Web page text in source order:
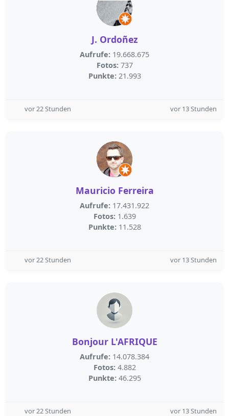
J. Ordoñez
Aufrufe: 19.668.675
Fotos: 737
Punkte: 21.993
vor 22 Stunden vor 13 Stunden
Mauricio Ferreira
Aufrufe: 17.431.922
Fotos: 1.639
Punkte: 11.528
vor 22 Stunden vor 13 Stunden
Bonjour L'AFRIQUE
Aufrufe: 14.078.384
Fotos: 4.882
Punkte: 46.295
vor 22 Stunden vor 13 Stunden